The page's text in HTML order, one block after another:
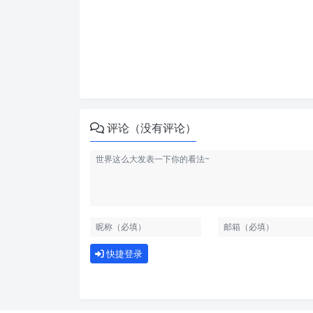
评论（没有评论）
快捷登录